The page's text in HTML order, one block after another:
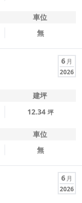
車位
無
6 月
2026
建坪
12.34 坪
車位
無
6 月
2026